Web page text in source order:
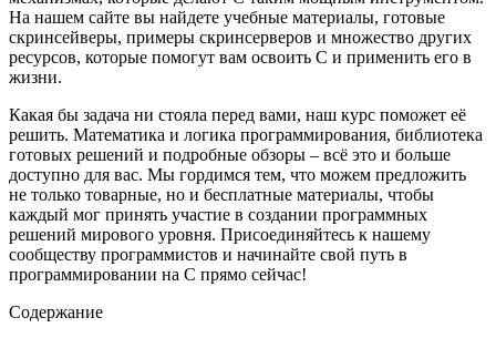
На нашем сайте вы найдете учебные материалы, готовые
скринсейверы, примеры скринсерверов и множество других
ресурсов, которые помогут вам освоить C и применить его в
жизни.
Какая бы задача ни стояла перед вами, наш курс поможет её
решить. Математика и логика программирования, библиотека
готовых решений и подробные обзоры – всё это и больше
доступно для вас. Мы гордимся тем, что можем предложить
не только товарные, но и бесплатные материалы, чтобы
каждый мог принять участие в создании программных
решений мирового уровня. Присоединяйтесь к нашему
сообществу программистов и начинайте свой путь в
программировании на C прямо сейчас!
Содержание